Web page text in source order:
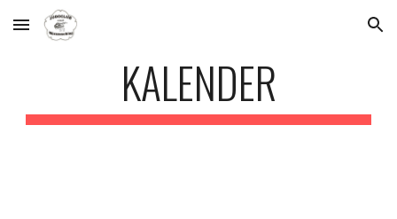
Skip to main content Skip to navigation
KALENDER